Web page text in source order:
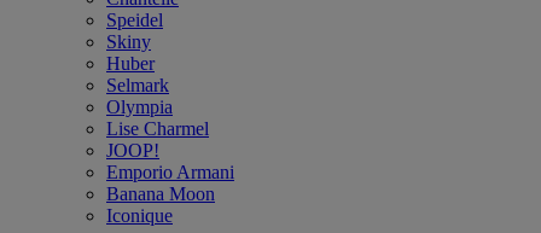
Speidel
Skiny
Huber
Selmark
Olympia
Lise Charmel
JOOP!
Emporio Armani
Banana Moon
Iconique